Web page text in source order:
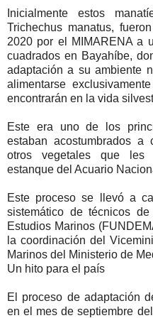
Inicialmente estos
Trichechus manatus,
2020 por el MIMARENA a
cuadrados en Bayahíbe,
adaptación a su ambiente
alimentarse
encontrarán en la vida
Este era uno de los
estaban acostumbrados a
otros vegetales que les
estanque del Acuario
Este proceso se llevó a
sistemático de técnicos
Estudios Marinos
la coordinación del
Marinos del Ministerio de
Un hito para el país
El proceso de adaptación
en el mes de septiembre